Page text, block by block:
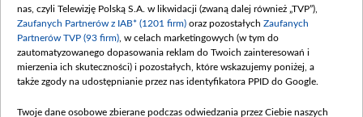
nas, czyli Telewizję Polską S.A. w likwidacji (zwaną dalej również „TVP”),
Zaufanych Partnerów z IAB* (1201 firm) oraz pozostałych Zaufanych
Partnerów TVP (93 firm) , w celach marketingowych (w tym do
zautomatyzowanego dopasowania reklam do Twoich zainteresowań i
mierzenia ich skuteczności) i pozostałych, które wskazujemy poniżej, a
także zgody na udostępnianie przez nas identyfikatora PPID do Google.
Twoje dane osobowe zbierane podczas odwiedzania przez Ciebie naszych